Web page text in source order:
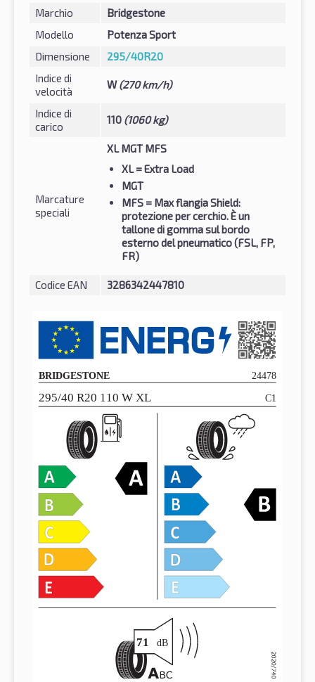
Marchio
Bridgestone
Modello
Potenza Sport
Dimensione
295/40R20
Indice di
velocità
W(270 km/h)
Indice di
carico
110 (1060 kg)
Marcature
speciali
XL MGT MFS
XL= Extra Load
MGT
MFS = Max flangia Shield:
protezione per cerchio. È un
tallone di gomma sul bordo
esterno del pneumatico (FSL, FP,
FR)
Codice EAN 3286342447810